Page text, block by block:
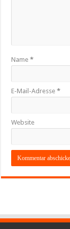
Name *
E-Mail-Adresse *
Website